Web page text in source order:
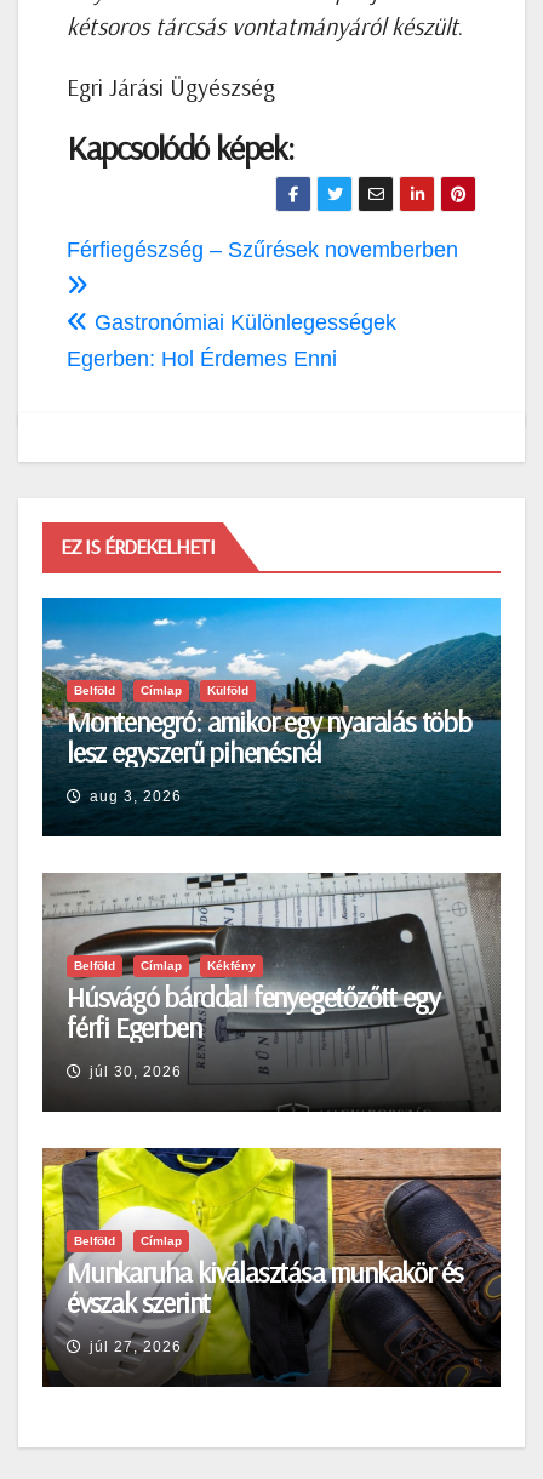
kétsoros tárcsás vontatmányáról készült.
Egri Járási Ügyészség
Kapcsolódó képek:
Bejegyzés
navigáció
Férfiegészség – Szűrések novemberben
Gastronómiai Különlegességek
Egerben: Hol Érdemes Enni
EZ IS ÉRDEKELHETI
Belföld Címlap Külföld
Montenegró: amikor egy nyaralás több
lesz egyszerű pihenésnél
aug 3, 2026
Belföld Címlap Kékfény
Húsvágó bárddal fenyegetőzőtt egy
férfi Egerben
júl 30, 2026
Belföld Címlap
Munkaruha kiválasztása munkakör és
évszak szerint
júl 27, 2026